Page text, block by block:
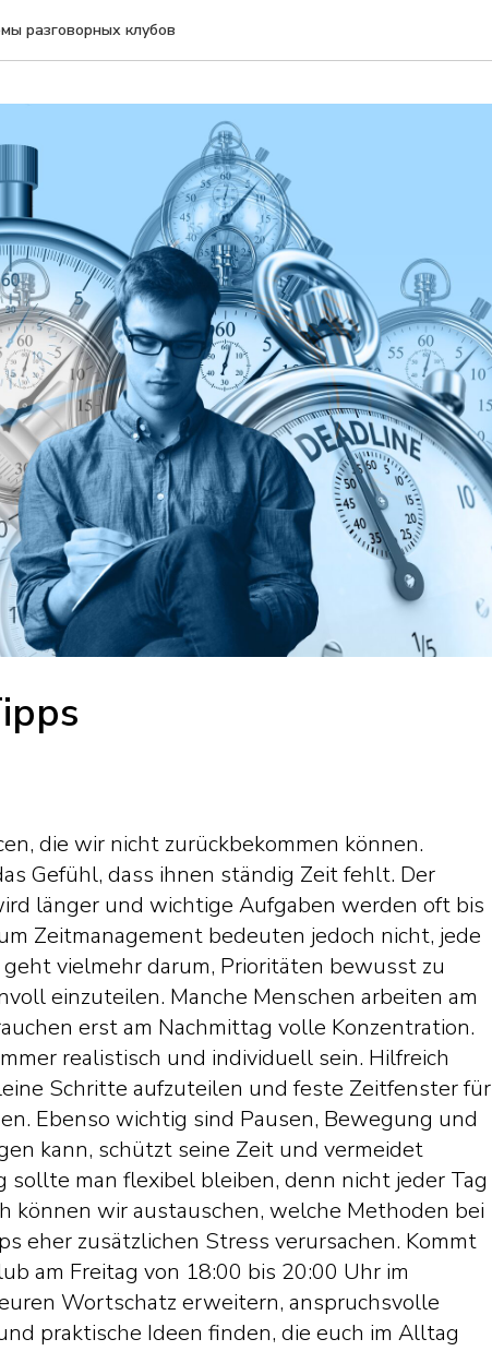
разговорных клубов
die wir nicht zurückbekommen können.
Gefühl, dass ihnen ständig Zeit fehlt. Der
länger und wichtige Aufgaben werden oft bis
Zeitmanagement bedeuten jedoch nicht, jede
vielmehr darum, Prioritäten bewusst zu
einzuteilen. Manche Menschen arbeiten am
erst am Nachmittag volle Konzentration.
realistisch und individuell sein. Hilfreich
Schritte aufzuteilen und feste Zeitfenster für
Ebenso wichtig sind Pausen, Bewegung und
kann, schützt seine Zeit und vermeidet
man flexibel bleiben, denn nicht jeder Tag
können wir austauschen, welche Methoden bei
eher zusätzlichen Stress verursachen. Kommt
am Freitag von 18:00 bis 20:00 Uhr im
Wortschatz erweitern, anspruchsvolle
praktische Ideen finden, die euch im Alltag